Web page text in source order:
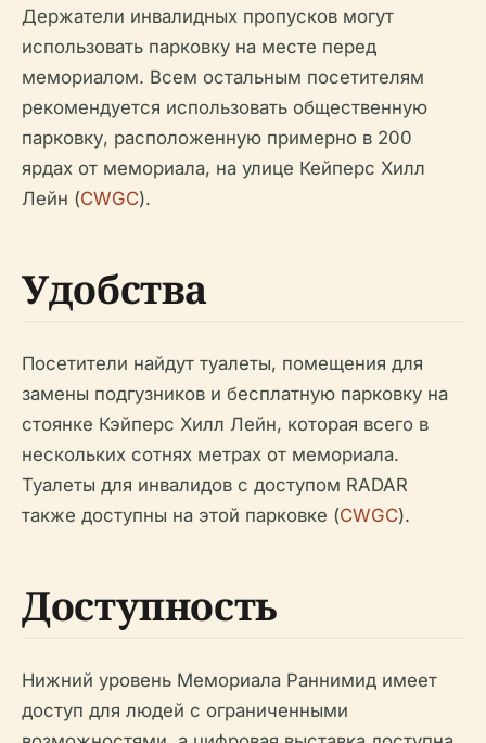
Держатели инвалидных пропусков могут
использовать парковку на месте перед
мемориалом. Всем остальным посетителям
рекомендуется использовать общественную
парковку, расположенную примерно в 200
ярдах от мемориала, на улице Кейперс Хилл
Лейн (CWGC).
Удобства
Посетители найдут туалеты, помещения для
замены подгузников и бесплатную парковку на
стоянке Кэйперс Хилл Лейн, которая всего в
нескольких сотнях метрах от мемориала.
Туалеты для инвалидов с доступом RADAR
также доступны на этой парковке (CWGC).
Доступность
Нижний уровень Мемориала Раннимид имеет
доступ для людей с ограниченными